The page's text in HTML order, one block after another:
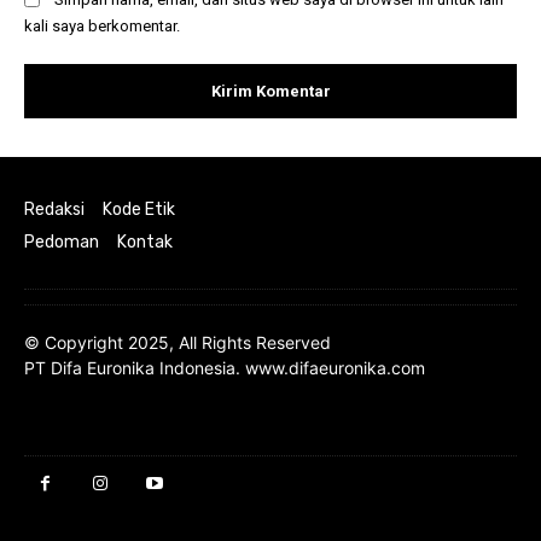
kali saya berkomentar.
Redaksi
Kode Etik
Pedoman
Kontak
© Copyright 2025, All Rights Reserved
PT Difa Euronika Indonesia. www.difaeuronika.com